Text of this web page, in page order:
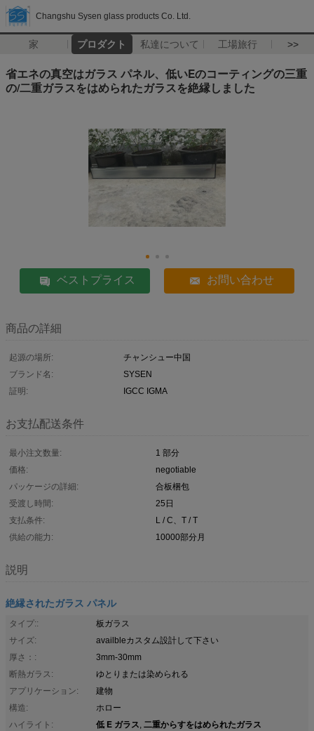
Changshu Sysen glass products Co. Ltd.
家 プロダクト 私達について 工場旅行 >>
省エネの真空はガラス パネル、低いEのコーティングの三重
の/二重ガラスをはめられたガラスを絶縁しました
ベストプライス お問い合わせ
商品の詳細
起源の場所:
チャンシュー中国
ブランド名:
SYSEN
証明:
IGCC IGMA
お支払配送条件
最小注文数量:
1 部分
価格:
negotiable
パッケージの詳細:
合板梱包
受渡し時間:
25日
支払条件:
L / C、T / T
供給の能力:
10000部分月
説明
絶縁されたガラス パネル
タイプ::
板ガラス
サイズ:
availbleカスタム設計して下さい
厚さ：:
3mm-30mm
断熱ガラス:
ゆとりまたは染められる
アプリケーション:
建物
構造:
ホロー
ハイライト:
低 E ガラス, 二重からすをはめられたガラス